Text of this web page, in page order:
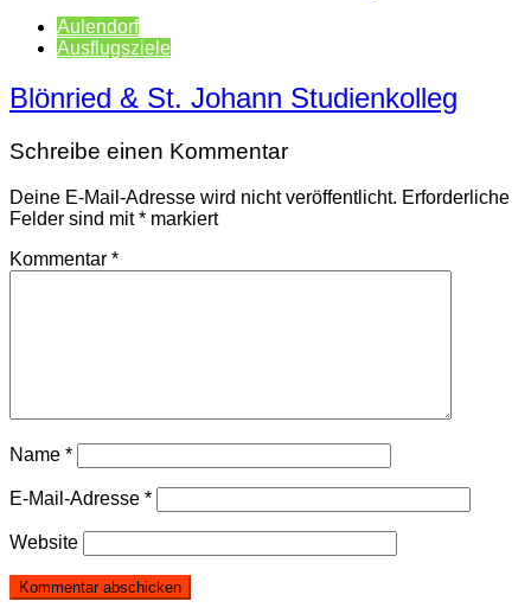
Aulendorf
Ausflugsziele
Blönried & St. Johann Studienkolleg
Schreibe einen Kommentar
Deine E-Mail-Adresse wird nicht veröffentlicht. Erforderliche
Felder sind mit* markiert
Kommentar *
Name *
E-Mail-Adresse *
Website